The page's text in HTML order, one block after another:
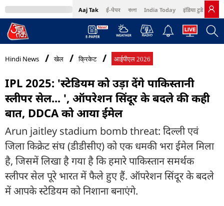
Aaj Tak ई-पेपर বাংলা India Today इंडिया टुडे हिंदी
MumbaiTak Cosmopolitan Harper's Bazaar Northeast
Hindi News खेल क्रिकेट आईपीएल 2026
IPL 2025: 'स्टेड‍ियम को उड़ा देंगे पाकिस्तानी
स्लीपर सेल... ', ऑपरेशन सिंदूर के बदले की कही
बात, DDCA को आया ईमेल
Arun jaitley stadium bomb threat: द‍िल्ली एवं
जिला किक्रेट संघ (डीडीसीए) को एक धमकी भरा ईमेल मिला
है, जिसमें लिखा है गया है कि हमारे पाकिस्तान समर्थक
स्लीपर सेल पूरे भारत में फैले हुए हैं. ऑपरेशन सिंदूर के बदले
में आपके स्टेडियम को निशाना बनाएंगे.